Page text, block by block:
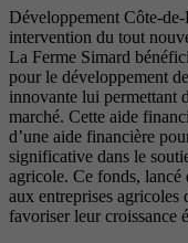
Développement Côte-
intervention du tout
La Ferme Simard
pour le développement
innovante lui permettant
marché. Cette aide
d’une aide financière
significative dans le
agricole. Ce fonds,
aux entreprises agricoles
favoriser leur croissance